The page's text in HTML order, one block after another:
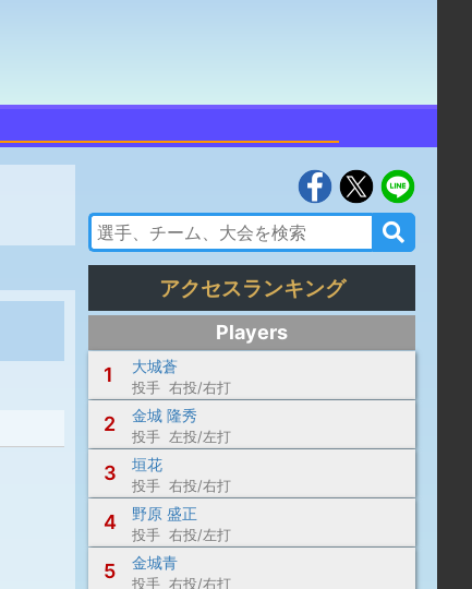
アクセスランキング
Players
1
大城蒼
投手 右投/右打
2 金城 隆秀
投手 左投/左打
3 垣花
投手 右投/右打
4 野原 盛正
投手 右投/左打
5 金城青
投手 右投/右打